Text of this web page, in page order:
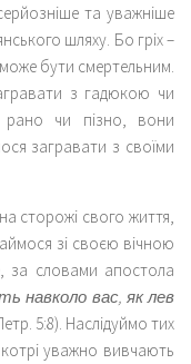
та уважніше
шляху. Бо гріх –
бути смертельним.
з гадюкою чи
чи пізно, вони
загравати з своїми
сторожі свого життя,
зі своєю вічною
за словами апостола
навколо вас, як лев
5:8). Наслідуймо тих
уважно вивчають